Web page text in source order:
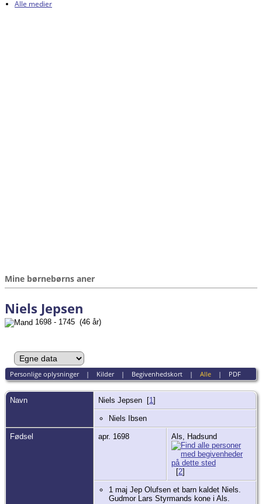
Alle medier
Mine børnebørns aner
Niels Jepsen
1698 - 1745 (46 år)
Personlige oplysninger| Kilder| Begivenhedskort| Alle| PDF
Navn Niels Jepsen [1]
Niels Ibsen
Fødsel apr. 1698 Als, Hadsund
[2]
1 maj Jep Olufsen et barn kaldet Niels.
Gudmor Lars Styrmands kone i Als.